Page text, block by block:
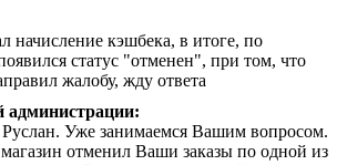
начисление кэшбека, в итоге, по
статус "отменен", при том, что
жалобу, жду ответа
администрации:
Уже занимаемся Вашим вопросом.
магазин отменил Ваши заказы по одной из